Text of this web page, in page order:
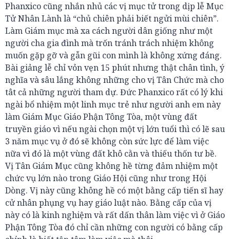
Phanxico cũng nhắn nhủ các vị mục tử trong dịp lễ Mục
Tử Nhân Lành là “chủ chiên phải biết ngửi mùi chiên”.
Làm Giám mục mà xa cách người dân giống như một
người cha gia đình mà trốn tránh trách nhiệm không
muốn gặp gỡ và gẫn gũi con mình là không xứng đáng.
Bài giảng lễ chỉ vỏn vẹn 15 phút nhưng thật chân tình, ý
nghĩa và sâu lắng không những cho vị Tân Chức mà cho
tât cả những người tham dự. Đức Phanxico rất có lý khi
ngài bổ nhiệm một linh mục trẻ như người anh em này
làm Giám Mục Giáo Phận Tông Tòa, một vùng đất
truyền giáo vì nếu ngài chọn một vị lớn tuổi thì có lẽ sau
3 năm mục vụ ở đó sẽ không còn sức lực để làm việc
nữa vì đó là một vùng đất khô cằn và thiếu thốn tư bề.
Vị Tân Giám Mục cũng không hề từng đảm nhiệm một
chức vụ lớn nào trong Giáo Hội cũng như trong Hội
Dòng. Vị này cũng không hề có một bằng cấp tiến sĩ hay
cử nhân phụng vụ hay giáo luật nào. Bằng cấp của vị
này có là kinh nghiệm và rất dấn thân làm việc vì ở Giáo
Phận Tông Tòa đó chỉ cần những con người có bằng cấp